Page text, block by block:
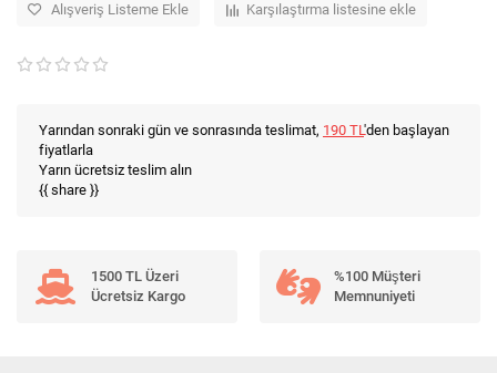
Alışveriş Listeme Ekle Karşılaştırma listesine ekle
Yarından sonraki gün ve sonrasında teslimat, 190 TL'den başlayan
fiyatlarla
Yarın ücretsiz teslim alın
{{ share }}
1500 TL Üzeri
Ücretsiz Kargo
%100 Müşteri
Memnuniyeti